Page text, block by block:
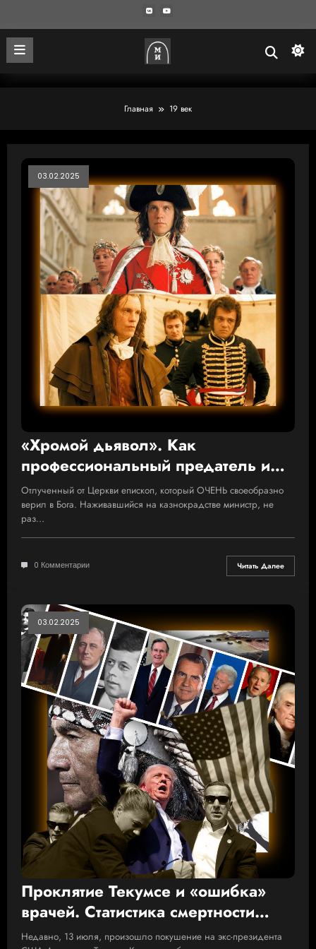
Главная 19 век
03.02.2025
«Хромой дьявол». Как
профессиональный предатель и
взяточник Талейран спасал
Францию от развала
Отлученный от Церкви епископ, который ОЧЕНЬ своеобразно
верил в Бога. Наживавшийся на казнокрадстве министр, не
раз…
0 Комментарии Читать Далее
03.02.2025
Проклятие Текумсе и «ошибка»
врачей. Статистика смертности
президентов США от рук убийц
Недавно, 13 июля, произошло покушение на экс-президента